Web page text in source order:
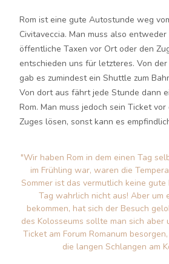
Rom ist eine gute Autostunde weg
Civitaveccia. Man muss also
öffentliche Taxen vor Ort oder den
entschieden uns für letzteres. Von der
gab es zumindest ein Shuttle zum
Von dort aus fährt jede Stunde dann
Rom. Man muss jedoch sein Ticket
Zuges lösen, sonst kann es
"Wir haben Rom in dem einen Tag
im Frühling war, waren die
Sommer ist das vermutlich keine gute
Tag wahrlich nicht aus! Aber um
bekommen, hat sich der Besuch
des Kolosseums sollte man sich aber
Ticket am Forum Romanum
die langen Schlangen am